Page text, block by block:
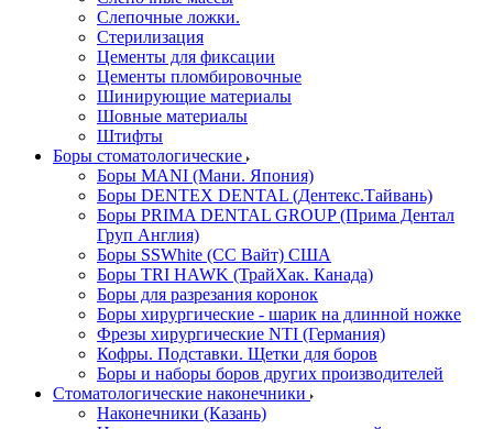
Слепочные ложки.
Стерилизация
Цементы для фиксации
Цементы пломбировочные
Шинирующие материалы
Шовные материалы
Штифты
Боры стоматологические
Боры MANI (Мани. Япония)
Боры DENTEX DENTAL (Дентекс.Тайвань)
Боры PRIMA DENTAL GROUP (Прима Дентал
Груп Англия)
Боры SSWhite (СС Вайт) США
Боры TRI HAWK (ТрайХак. Канада)
Боры для разрезания коронок
Боры хирургические - шарик на длинной ножке
Фрезы хирургические NTI (Германия)
Кофры. Подставки. Щетки для боров
Боры и наборы боров других производителей
Стоматологические наконечники
Наконечники (Казань)